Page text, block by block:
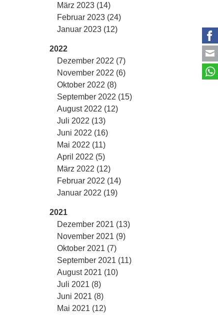
März 2023 (14)
Februar 2023 (24)
Januar 2023 (12)
2022
Dezember 2022 (7)
November 2022 (6)
Oktober 2022 (8)
September 2022 (15)
August 2022 (12)
Juli 2022 (13)
Juni 2022 (16)
Mai 2022 (11)
April 2022 (5)
März 2022 (12)
Februar 2022 (14)
Januar 2022 (19)
2021
Dezember 2021 (13)
November 2021 (9)
Oktober 2021 (7)
September 2021 (11)
August 2021 (10)
Juli 2021 (8)
Juni 2021 (8)
Mai 2021 (12)